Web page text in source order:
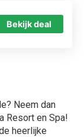
Neem dan
Resort en Spa!
heerlijke
Bekijk deal